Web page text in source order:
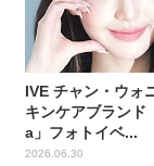
IVE チャン・ウォ
キンケアブランド
a」フォトイベ...
2026.06.30